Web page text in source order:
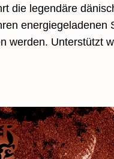
die legendäre
werden. Unterstützt